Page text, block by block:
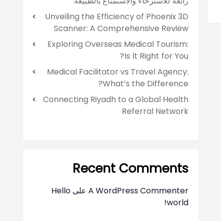
Unveiling the Efficiency of Phoenix 3D
Scanner: A Comprehensive Review
Exploring Overseas Medical Tourism:
Is It Right for You?
Medical Facilitator vs Travel Agency:
What’s the Difference?
Connecting Riyadh to a Global Health
Referral Network
Recent Comments
A WordPress Commenter على Hello
world!